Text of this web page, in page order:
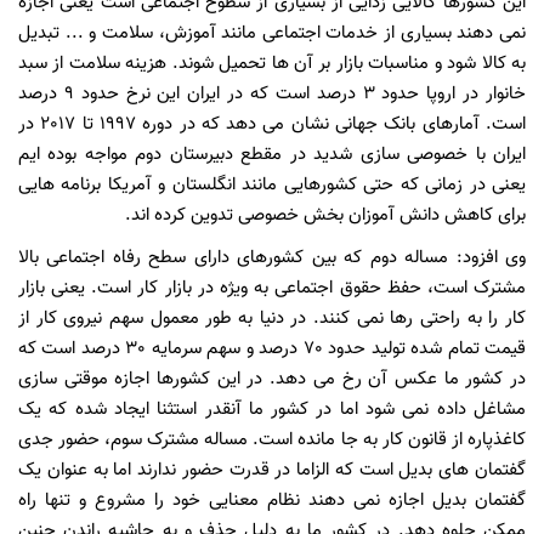
نمی دهند بسیاری از خدمات اجتماعی مانند آموزش، سلامت و ... تبدیل
به کالا شود و مناسبات بازار بر آن ها تحمیل شوند. هزینه سلامت از سبد
خانوار در اروپا حدود 3 درصد است که در ایران این نرخ حدود 9 درصد
است. آمارهای بانک جهانی نشان می دهد که در دوره 1997 تا 2017 در
ایران با خصوصی سازی شدید در مقطع دبیرستان دوم مواجه بوده ایم
یعنی در زمانی که حتی کشورهایی مانند انگلستان و آمریکا برنامه هایی
برای کاهش دانش آموزان بخش خصوصی تدوین کرده اند.
وی افزود: مساله دوم که بین کشورهای دارای سطح رفاه اجتماعی بالا
مشترک است، حفظ حقوق اجتماعی به ویژه در بازار کار است. یعنی بازار
کار را به راحتی رها نمی کنند. در دنیا به طور معمول سهم نیروی کار از
قیمت تمام شده تولید حدود 70 درصد و سهم سرمایه 30 درصد است که
در کشور ما عکس آن رخ می دهد. در این کشورها اجازه موقتی سازی
مشاغل داده نمی شود اما در کشور ما آنقدر استثنا ایجاد شده که یک
کاغذپاره از قانون کار به جا مانده است. مساله مشترک سوم، حضور جدی
گفتمان های بدیل است که الزاما در قدرت حضور ندارند اما به عنوان یک
گفتمان بدیل اجازه نمی دهند نظام معنایی خود را مشروع و تنها راه